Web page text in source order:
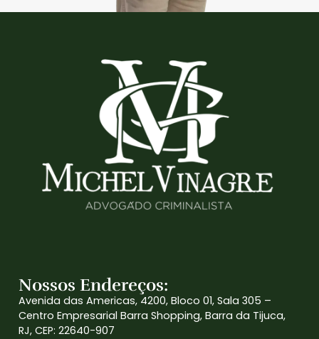
Nossos Endereços:
Avenida das Americas, 4200, Bloco 01, Sala 305 –
Centro Empresarial Barra Shopping, Barra da Tijuca,
RJ, CEP: 22640-907